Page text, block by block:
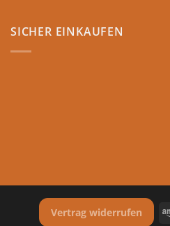
SICHER EINKAUFEN
Vertrag widerrufen